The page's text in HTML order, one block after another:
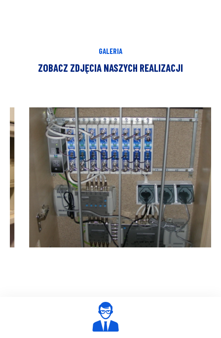
GALERIA
ZOBACZ ZDJĘCIA NASZYCH REALIZACJI
ZESTAW WZMACNIACZY KANAŁOWYCH